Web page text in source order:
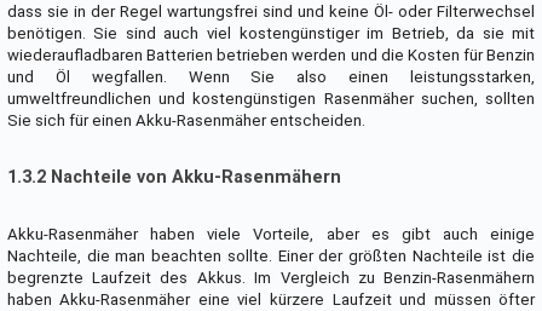
dass sie in der Regel wartungsfrei sind und keine Öl- oder Filterwechsel
benötigen. Sie sind auch viel kostengünstiger im Betrieb, da sie mit
wiederaufladbaren Batterien betrieben werden und die Kosten für Benzin
und Öl wegfallen. Wenn Sie also einen leistungsstarken,
umweltfreundlichen und kostengünstigen Rasenmäher suchen, sollten
Sie sich für einen Akku-Rasenmäher entscheiden.
1.3.2 Nachteile von Akku-Rasenmähern
Akku-Rasenmäher haben viele Vorteile, aber es gibt auch einige
Nachteile, die man beachten sollte. Einer der größten Nachteile ist die
begrenzte Laufzeit des Akkus. Im Vergleich zu Benzin-Rasenmähern
haben Akku-Rasenmäher eine viel kürzere Laufzeit und müssen öfter